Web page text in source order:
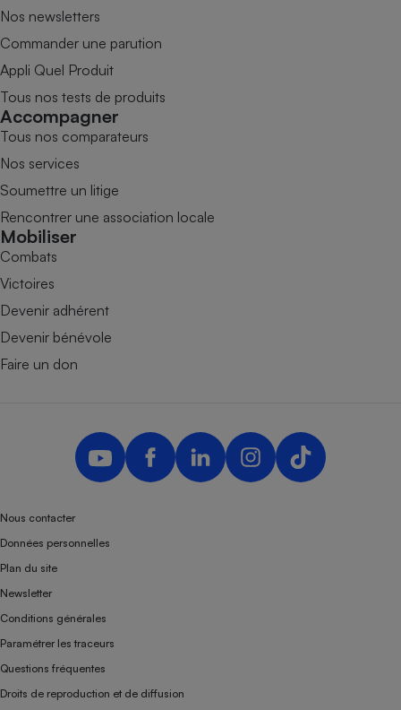
Nos newsletters
Commander une parution
Appli Quel Produit
Tous nos tests de produits
Accompagner
Tous nos comparateurs
Nos services
Soumettre un litige
Rencontrer une association locale
Mobiliser
Combats
Victoires
Devenir adhérent
Devenir bénévole
Faire un don
Nous contacter
Données personnelles
Plan du site
Newsletter
Conditions générales
Paramétrer les traceurs
Questions fréquentes
Droits de reproduction et de diffusion